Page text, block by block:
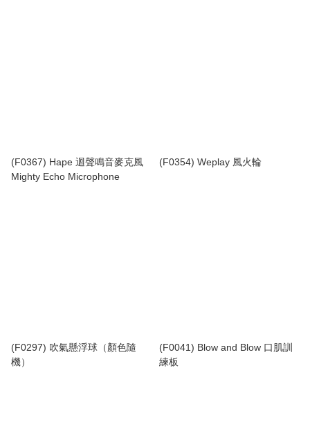
(F0367) Hape 迴聲鳴音麥克風
Mighty Echo Microphone
(F0354) Weplay 風火輪
(F0297) 吹氣懸浮球（顏色隨
機）
(F0041) Blow and Blow 口肌訓
練板